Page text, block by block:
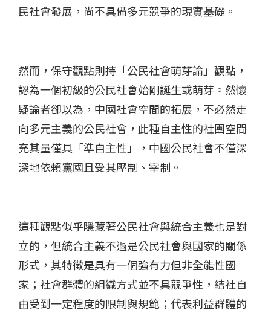
民社會發展，尚不具備多元競爭的現實基礎。
然而，保守觀點則持「公民社會萌芽論」觀點，
認為一個初級的公民社會始剛誕生或萌芽。然懷
疑論者卻以為，中國社會空間的拓展，不必然走
向多元主義的公民社會，此種自主性的社團空間
充其量僅具「準自主性」，中國公民社會不僅深
深地依賴黨國且受其壓制、宰制。
這種觀點似乎隱藏著公民社會與統合主義也是對
立的，但統合主義不過是公民社會與國家的關係
形式，其特徵是具有一個強有力但非全能性國
家；社會群體的組織方式並不具競爭性，結社自
由受到一定程度的限制與規範；代表利益群體的